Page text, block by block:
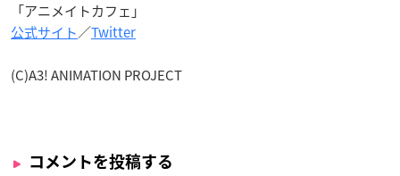
「アニメイトカフェ」
公式サイト／Twitter
(C)A3! ANIMATION PROJECT
コメントを投稿する